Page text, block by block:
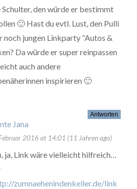
den würde er bestimmt
🙂 Hast du evtl. Lust, den Pulli
noch jungen Linkparty “Autos &
Da würde er super reinpassen
auch andere
inspirieren 🙂
Antworten
Jana
2016 at 14:01 (11 Jahren ago)
ja, Link wäre vielleicht hilfreich…
zumnaehenindenkeller.de/link